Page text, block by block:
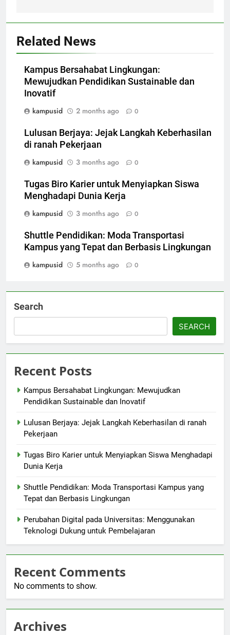
Related News
Kampus Bersahabat Lingkungan:
Mewujudkan Pendidikan Sustainable dan
Inovatif
kampusid
2 months ago 0
Lulusan Berjaya: Jejak Langkah Keberhasilan
di ranah Pekerjaan
kampusid
3 months ago 0
Tugas Biro Karier untuk Menyiapkan Siswa
Menghadapi Dunia Kerja
kampusid
3 months ago 0
Shuttle Pendidikan: Moda Transportasi
Kampus yang Tepat dan Berbasis Lingkungan
kampusid
5 months ago 0
Search
SEARCH
Recent Posts
Kampus Bersahabat Lingkungan: Mewujudkan
Pendidikan Sustainable dan Inovatif
Lulusan Berjaya: Jejak Langkah Keberhasilan di ranah
Pekerjaan
Tugas Biro Karier untuk Menyiapkan Siswa Menghadapi
Dunia Kerja
Shuttle Pendidikan: Moda Transportasi Kampus yang
Tepat dan Berbasis Lingkungan
Perubahan Digital pada Universitas: Menggunakan
Teknologi Dukung untuk Pembelajaran
Recent Comments
No comments to show.
Archives